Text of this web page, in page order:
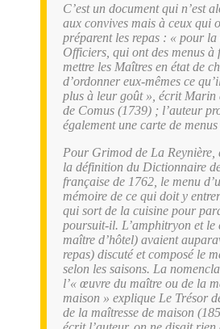
C’est un document qui n’est
aux convives mais à ceux qui
préparent les repas : « pour la
Officiers, qui ont des menus
mettre les Maîtres en état de
d’ordonner eux-mêmes ce
plus à leur goût », écrit Marin
de Comus (1739) ; l’auteur
également une carte de
Pour Grimod de La Reynière,
la définition du Dictionnaire
française de 1762, le menu
mémoire de ce qui doit y
qui sort de la cuisine pour
poursuit-il. L’amphitryon et le
maître d’hôtel) avaient
repas) discuté et composé le
selon les saisons. La
l’« œuvre du maître ou de la
maison » explique Le Trésor
de la maîtresse de maison